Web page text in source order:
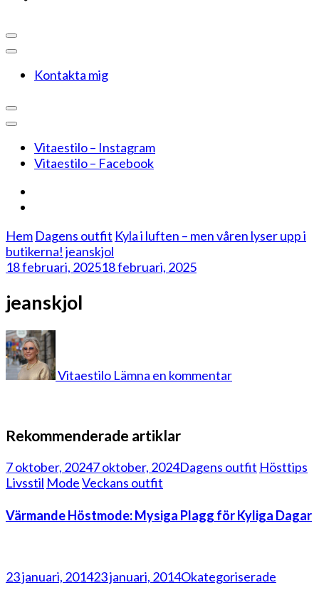
Kontakta mig
Vitaestilo – Instagram
Vitaestilo – Facebook
Hem Dagens outfit Kyla i luften – men våren lyser upp i
butikerna! jeanskjol
18 februari, 202518 februari, 2025
jeanskjol
Vitaestilo Lämna en kommentar
Rekommenderade artiklar
7 oktober, 20247 oktober, 2024Dagens outfit Hösttips
Livsstil ModeVeckans outfit
Värmande Höstmode: Mysiga Plagg för Kyliga Dagar
23 januari, 201423 januari, 2014Okategoriserade